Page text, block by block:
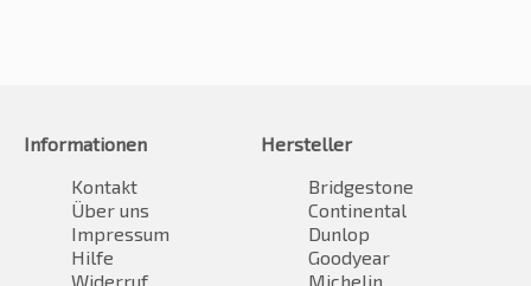
Informationen
Kontakt
Über uns
Impressum
Hilfe
Widerruf
Hersteller
Bridgestone
Continental
Dunlop
Goodyear
Michelin